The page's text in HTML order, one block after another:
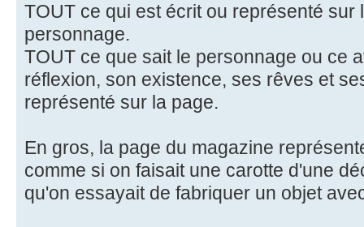
TOUT ce qui est écrit ou représenté sur
personnage.
TOUT ce que sait le personnage ou ce
réflexion, son existence, ses rêves et
représenté sur la page.
En gros, la page du magazine
comme si on faisait une carotte d'une
qu'on essayait de fabriquer un objet